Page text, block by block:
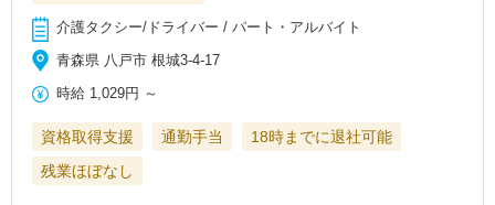
介護タクシー/ドライバー / パート・アルバイト
青森県 八戸市 根城3-4-17
時給 1,029円 ～
資格取得支援 通勤手当
18時までに退社可能
残業ほぼなし